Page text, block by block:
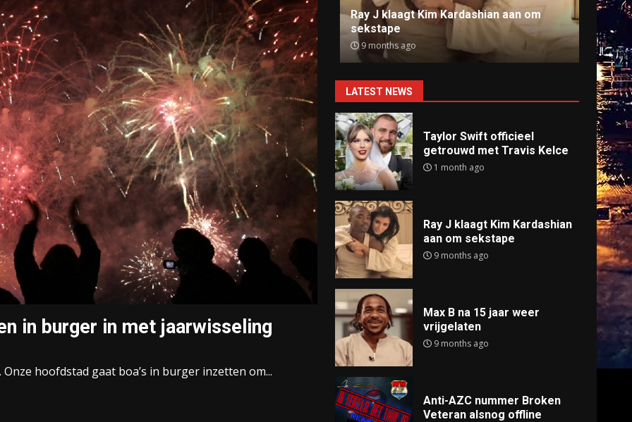
in burger in met jaarwisseling
hoofdstad gaat boa’s in burger inzetten om...
Taylor Swift officieel getrouwd met Travis
1 month ago
Ray J klaagt Kim Kardashian aan om
sekstape
9 months ago
Anti-
9
LATEST NEWS
Taylor Swift officieel
getrouwd met Travis Kelce
1 month ago
Ray J klaagt Kim Kardashian
aan om sekstape
9 months ago
Max B na 15 jaar weer
vrijgelaten
9 months ago
Anti-AZC nummer Broken
Veteran alsnog offline